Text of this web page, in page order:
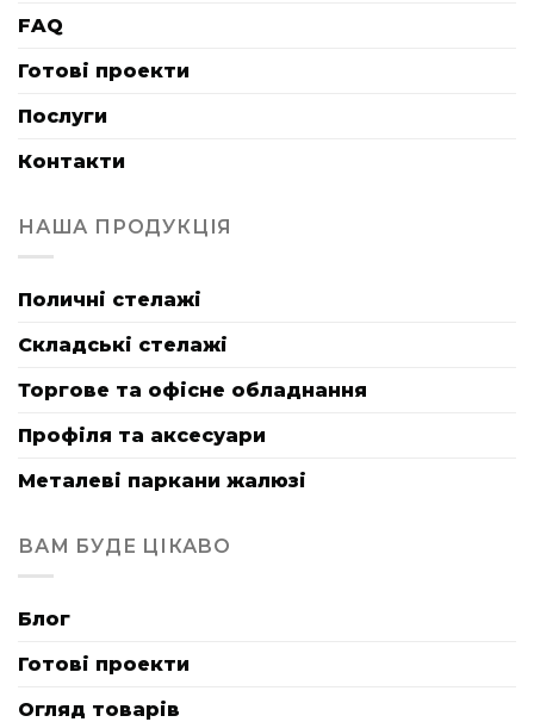
FAQ
Готові проекти
Послуги
Контакти
НАША ПРОДУКЦІЯ
Поличні стелажі
Складські стелажі
Торгове та офісне обладнання
Профіля та аксесуари
Металеві паркани жалюзі
ВАМ БУДЕ ЦІКАВО
Блог
Готові проекти
Огляд товарів